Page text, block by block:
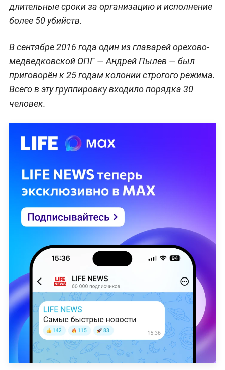
длительные сроки за организацию и исполнение
более 50 убийств.
В сентябре 2016 года один из главарей орехово-
медведковской ОПГ — Андрей Пылев — был
приговорён к 25 годам колонии строгого режима.
Всего в эту группировку входило порядка 30
человек.